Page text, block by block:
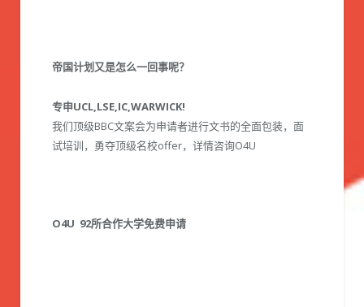
帝国计划又是怎么一回事呢？
专申UCL,LSE,IC,WARWICK!
我们顶级BBC文案会为申请者进行文书的全面包装，面
试培训，勇夺顶级名校offer，详情咨询O4U
O4U 92所合作大学免费申请